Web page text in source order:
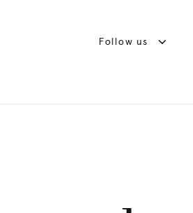
Follow us